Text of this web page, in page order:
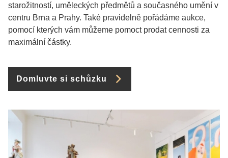
starožitností, uměleckých předmětů a současného umění v
centru Brna a Prahy. Také pravidelně pořádáme aukce,
pomocí kterých vám můžeme pomoct prodat cennosti za
maximální částky.
Domluvte si schůzku